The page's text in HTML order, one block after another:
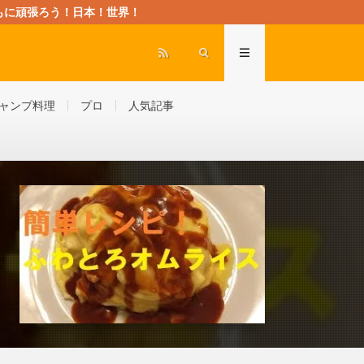
張ろう！日本！世界！
ンプ料理 プロ 人気記事